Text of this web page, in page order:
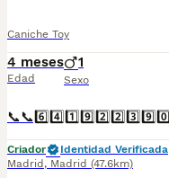
Caniche Toy
4 meses
Edad
1
Sexo
Criador
Identidad Verificada
Madrid , Madrid (47.6km)